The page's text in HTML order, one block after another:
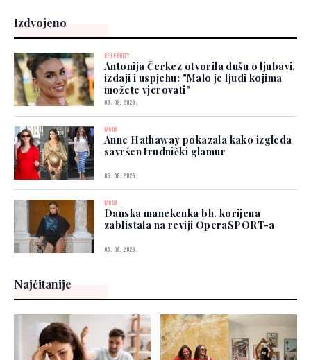
Izdvojeno
CELEBRITY
Antonija Čerkez otvorila dušu o ljubavi,
izdaji i uspjehu: "Malo je ljudi kojima
možete vjerovati"
05. 08. 2026.
MODA
Anne Hathaway pokazala kako izgleda
savršen trudnički glamur
05. 08. 2026.
MODA
Danska manekenka bh. korijena
zablistala na reviji OperaSPORT-a
05. 08. 2026.
Najčitanije